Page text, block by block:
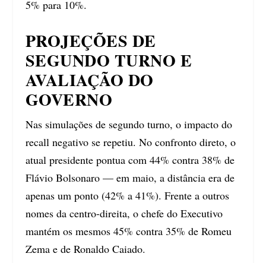
5% para 10%.
PROJEÇÕES DE
SEGUNDO TURNO E
AVALIAÇÃO DO
GOVERNO
Nas simulações de segundo turno, o impacto do
recall negativo se repetiu. No confronto direto, o
atual presidente pontua com 44% contra 38% de
Flávio Bolsonaro — em maio, a distância era de
apenas um ponto (42% a 41%). Frente a outros
nomes da centro-direita, o chefe do Executivo
mantém os mesmos 45% contra 35% de Romeu
Zema e de Ronaldo Caiado.